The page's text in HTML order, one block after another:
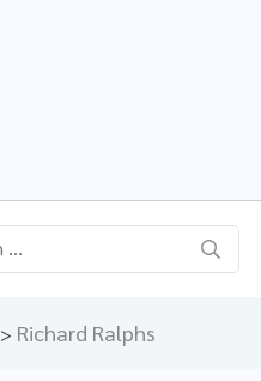
> Richard Ralphs